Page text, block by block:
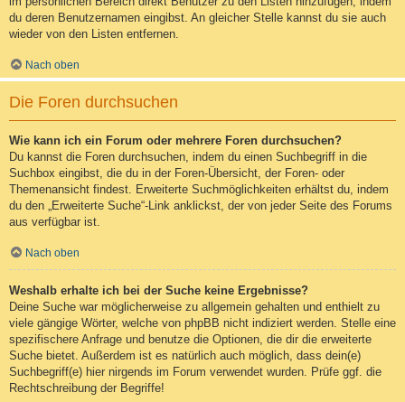
du deren Benutzernamen eingibst. An gleicher Stelle kannst du sie auch
wieder von den Listen entfernen.
Nach oben
Die Foren durchsuchen
Wie kann ich ein Forum oder mehrere Foren durchsuchen?
Du kannst die Foren durchsuchen, indem du einen Suchbegriff in die
Suchbox eingibst, die du in der Foren-Übersicht, der Foren- oder
Themenansicht findest. Erweiterte Suchmöglichkeiten erhältst du, indem
du den „Erweiterte Suche“-Link anklickst, der von jeder Seite des Forums
aus verfügbar ist.
Nach oben
Weshalb erhalte ich bei der Suche keine Ergebnisse?
Deine Suche war möglicherweise zu allgemein gehalten und enthielt zu
viele gängige Wörter, welche von phpBB nicht indiziert werden. Stelle eine
spezifischere Anfrage und benutze die Optionen, die dir die erweiterte
Suche bietet. Außerdem ist es natürlich auch möglich, dass dein(e)
Suchbegriff(e) hier nirgends im Forum verwendet wurden. Prüfe ggf. die
Rechtschreibung der Begriffe!